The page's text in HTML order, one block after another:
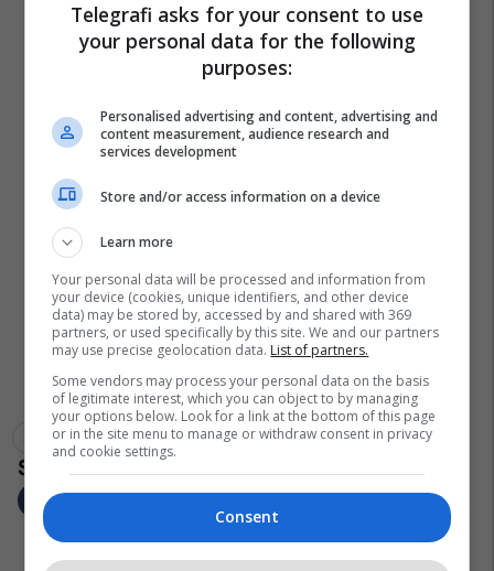
Djegia E Shtepisë Istog Vjosa Osmani
Telegrafi asks for your consent to use
your personal data for the following
purposes:
Personalised advertising and content, advertising and
content measurement, audience research and
services development
Store and/or access information on a device
Learn more
Your personal data will be processed and information from
your device (cookies, unique identifiers, and other device
data) may be stored by, accessed by and shared with 369
partners, or used specifically by this site. We and our partners
may use precise geolocation data. List of partners.
Some vendors may process your personal data on the basis
of legitimate interest, which you can object to by managing
your options below. Look for a link at the bottom of this page
or in the site menu to manage or withdraw consent in privacy
and cookie settings.
Consent